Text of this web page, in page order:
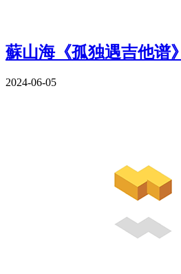
蘇山海《孤独遇吉他谱
2024-06-05